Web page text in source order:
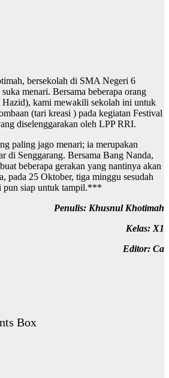
bersekolah di SMA Negeri 6
menari. Bersama beberapa orang
kami mewakili sekolah ini untuk
(tari kreasi ) pada kegiatan Festival
diselenggarakan oleh LPP RRI.
paling jago menari; ia merupakan
di Senggarang. Bersama Bang Nanda,
beberapa gerakan yang nantinya akan
pada 25 Oktober, tiga minggu sesudah
pun siap untuk tampil.***
Penulis: Khusnul Khotimah
Kelas: X1
Editor: Ca
Box